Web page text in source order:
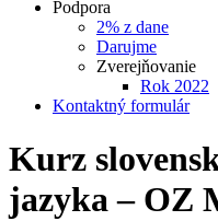
Podpora
2% z dane
Darujme
Zverejňovanie
Rok 2022
Kontaktný formulár
Kurz
jazyka – OZ